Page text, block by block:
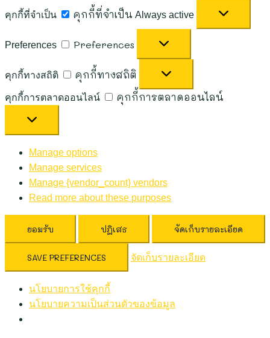
คุกกี้ที่จำเป็น คุกกี้ที่จำเป็น Always active
Preferences Preferences
คุกกี้ทางสถิติ คุกกี้ทางสถิติ
คุกกี้การตลาดออนไลน์ คุกกี้การตลาดออนไลน์
Manage options
Manage services
Manage {vendor_count} vendors
Read more about these purposes
ยอมรับ ปฎิเสธ จัดเก็บรายละเอียด
SAVE PREFERENCES จัดเก็บรายละเอียด
นโยบายการใช้คุกกี้
นโยบายความเป็นส่วนตัวของข้อมูล